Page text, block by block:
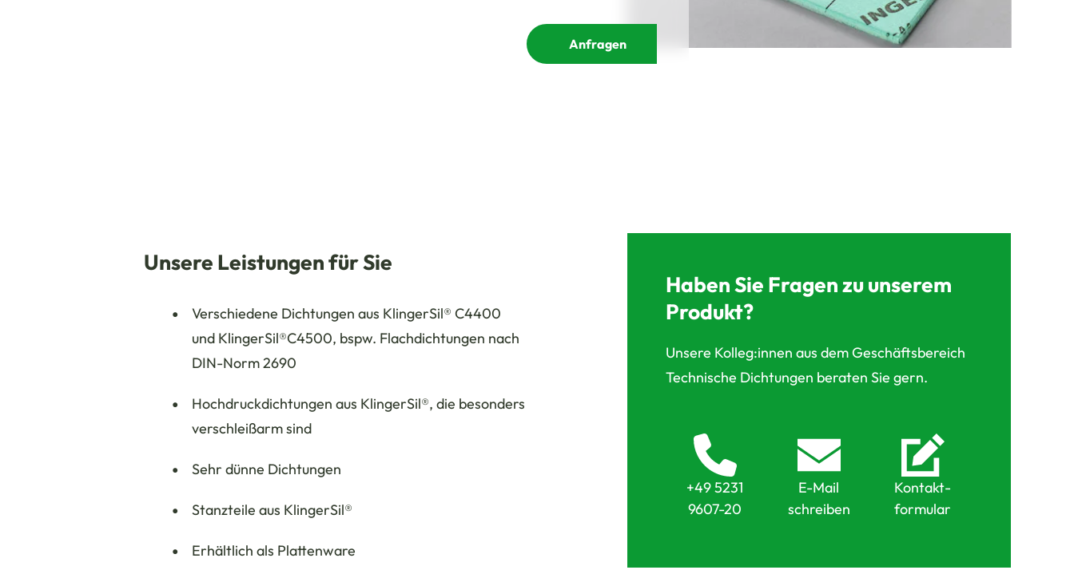
Anfragen
Unsere Leistungen für Sie
Verschiedene Dichtungen aus KlingerSil® C4400
und KlingerSil®C4500, bspw. Flachdichtungen nach
DIN-Norm 2690
Hochdruckdichtungen aus KlingerSil®, die besonders
verschleißarm sind
Sehr dünne Dichtungen
Stanzteile aus KlingerSil®
Erhältlich als Plattenware
Haben Sie Fragen zu unserem
Produkt?
Unsere Kolleg:innen aus dem Geschäftsbereich
Technische Dichtungen beraten Sie gern.
+49 5231
9607-20
E-Mail
schreiben
Kontakt-
formular